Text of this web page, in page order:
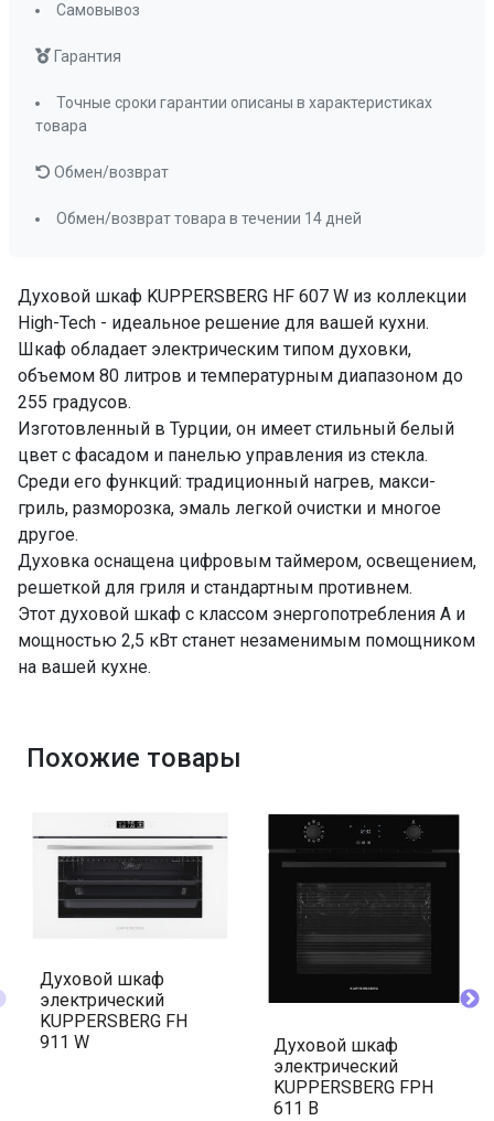
Доводчик двери
Таймер
Количество стекол дверцы
Low-E)
Направляющие для противней
хромированные,
съемные
Решетка для гриля
да
Стандартный противень
да
ПРОМО Скидка
=48816.00
Духовой шкаф KUPPERSBERG HF 607 W из коллекции
High-Tech - идеальное решение для вашей кухни.
Шкаф обладает электрическим типом духовки,
объемом 80 литров и температурным диапазоном до
255 градусов.
Изготовленный в Турции, он имеет стильный белый
цвет с фасадом и панелью управления из стекла.
Среди его функций: традиционный нагрев, макси-
гриль, разморозка, эмаль легкой очистки и многое
другое.
Духовка оснащена цифровым таймером, освещением,
решеткой для гриля и стандартным противнем.
Этот духовой шкаф с классом энергопотребления A и
мощностью 2,5 кВт станет незаменимым помощником
на вашей кухне.
Самовывоз
Гарантия
Точные сроки гарантии описаны в характеристиках
товара
Обмен/возврат
Обмен/возврат товара в течении 14 дней
Похожие товары
Духовой шкаф
электрический
KUPPERSBERG FH
911 W
Духовой шкаф
электрический
KUPPERSBERG FPH
611 B